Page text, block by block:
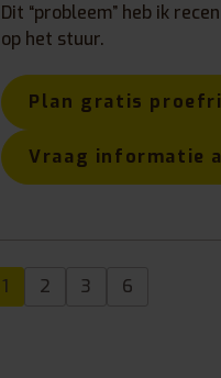
Dit “probleem” heb ik
op het stuur.
Plan gratis
Vraag informatie
1 2 3 6